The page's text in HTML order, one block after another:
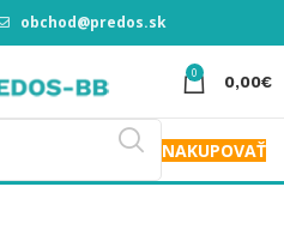
obchod@predos.sk
0 0,00€
NAKUPOVAŤ